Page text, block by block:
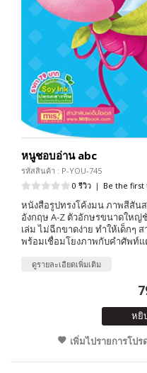
หนูชอบอ่าน abc
รหัสสินค้า : P-YOU-745
0 รีวิว | Be the
หนังสือรูปทรงโค้งมน ภาพสีสัน
อังกฤษ A-Z ตัวอักษรขนาดใหญ่
เล่ม ไม่ฉีกขาดง่าย ทำให้เด็กๆ
พร้อมเชื่อมโยงภาพกับคำศัพท์แ
ดูรายละเอียดเพิ่มเติม
หยิ
เพิ่มไปรายการโปร